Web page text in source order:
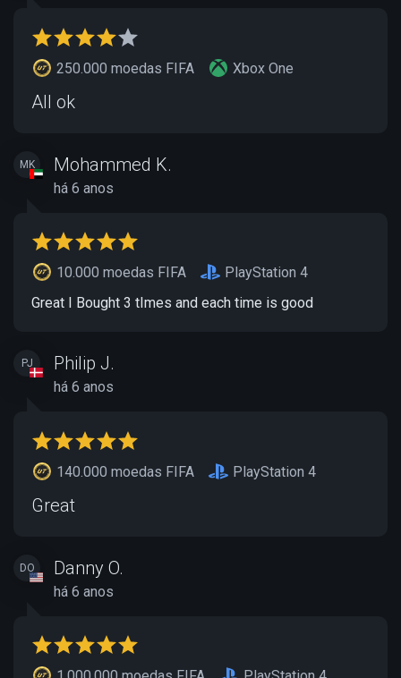
250.000 moedas FIFA Xbox One
All ok
MK Mohammed K.
há 6 anos
10.000 moedas FIFA
PlayStation 4
Great I Bought 3 tImes and each time is good
PJ Philip J.
há 6 anos
140.000 moedas FIFA PlayStation 4
Great
DO Danny O.
há 6 anos